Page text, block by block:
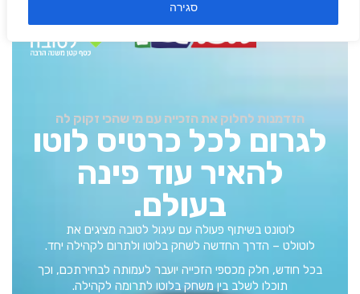
סגירה
×
הזדמנות לחלוק את הזכייה עם מי שהכי זקוק לה
לגרום לכל כרטיס לוטו
להאיר עוד פינה
בעולם.
לוטונט בשיתוף פעולה עם עיגול לטובה מציגים את
לוטולט – הדרך החדשה לשחק בלוטו ולתרום לקהילה יחד.
בכל חודש, חלק מכספי הזכייה יועבר לעמותה לבחירתכם, וכך
תוכלו לשלב בין משחק בלוטו לתרומה לקהילה.